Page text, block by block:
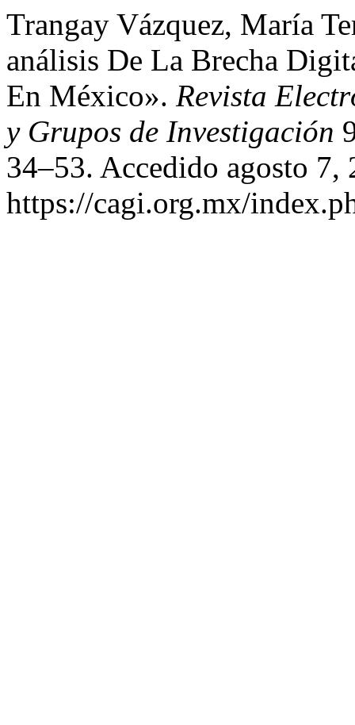
Trangay Vázquez, María
análisis De La Brecha
En México». Revista
y Grupos de Investigación
34–53. Accedido agosto 7,
https://cagi.org.mx/